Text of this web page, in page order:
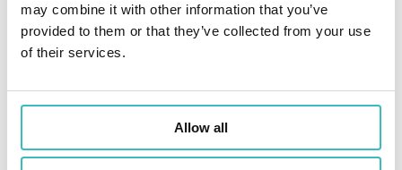
may combine it with other information that you’ve
provided to them or that they’ve collected from your use
of their services.
Allow all
Romain COULONVAL
Head of Consulting P&C